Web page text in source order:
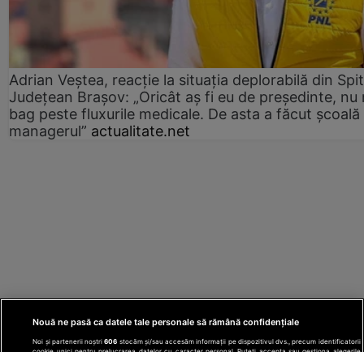
Adrian Veștea, reacție la situația deplorabilă din
Județean Brașov: „Oricât aș fi eu de președinte, nu
bag peste fluxurile medicale. De asta a făcut școală
managerul” actualitate.net
Nouă ne pasă ca datele tale personale să rămână confidențiale
Noi și partenerii noștri606 stocăm și/sau accesăm informații pe dispozitivul dvs., precum identificatorii